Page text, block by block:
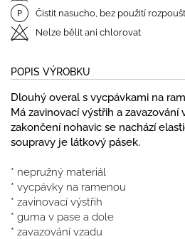
Čistit nasucho, bez použití
Nelze bělit ani chlorovat
POPIS VÝROBKU
Dlouhý overal s vycpávkami na
Má zavinovací výstřih a zavazování
zakončení nohavic se nachází
soupravy je látkový pásek.
* nepružný materiál
* vycpávky na ramenou
* zavinovací výstřih
* guma v pase a dole
* zavazování vzadu